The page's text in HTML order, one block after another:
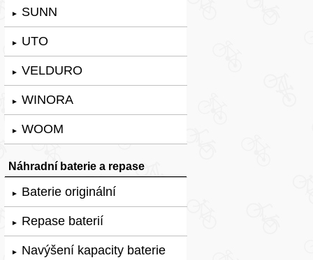
► SUNN
► UTO
► VELDURO
► WINORA
► WOOM
Náhradní baterie a repase
► Baterie originální
► Repase baterií
► Navýšení kapacity baterie